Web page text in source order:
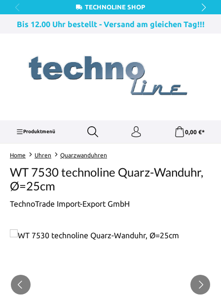
Zum Hauptinhalt springenTECHNOLINE SHOP
Bis 12.00 Uhr bestellt - Versand am gleichen Tag!!!
Produktmenü 0,00 €*
Home Uhren Quarzwanduhren
WT 7530 technoline Quarz-Wanduhr,
Ø=25cm
TechnoTrade Import-Export GmbH